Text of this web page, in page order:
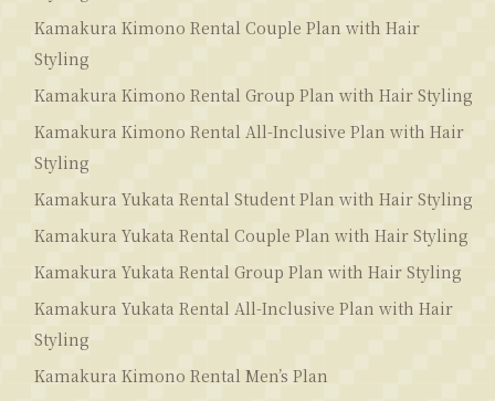
Kamakura Kimono Rental Couple Plan with Hair
Styling
Kamakura Kimono Rental Group Plan with Hair Styling
Kamakura Kimono Rental All-Inclusive Plan with Hair
Styling
Kamakura Yukata Rental Student Plan with Hair Styling
Kamakura Yukata Rental Couple Plan with Hair Styling
Kamakura Yukata Rental Group Plan with Hair Styling
Kamakura Yukata Rental All-Inclusive Plan with Hair
Styling
Kamakura Kimono Rental Men’s Plan